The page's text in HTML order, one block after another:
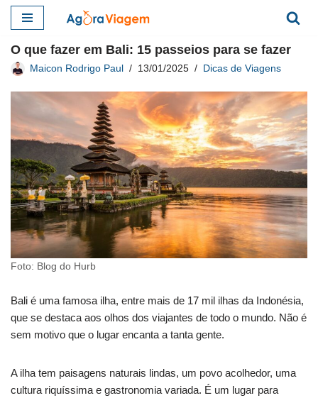
para
o
conteúdo
O que fazer em Bali: 15 passeios para se fazer
Maicon Rodrigo Paul 13/01/2025 Dicas de Viagens
Foto: Blog do Hurb
Bali é uma famosa ilha, entre mais de 17 mil ilhas da Indonésia,
que se destaca aos olhos dos viajantes de todo o mundo. Não é
sem motivo que o lugar encanta a tanta gente.
A ilha tem paisagens naturais lindas, um povo acolhedor, uma
cultura riquíssima e gastronomia variada. É um lugar para